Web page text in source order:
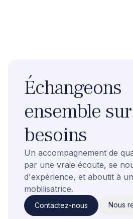
Échangeons
ensemble
besoins
Un accompagnement de
par une vraie écoute, se
d'expérience, et aboutit à
mobilisatrice.
Contactez-nous Nous